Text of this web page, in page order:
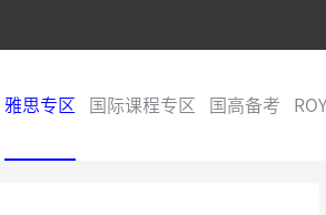
雅思专区 国际课程专区 国高备考